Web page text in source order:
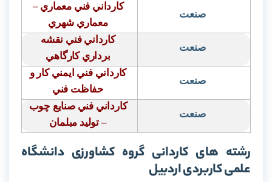
صنعت
كارداني فني معماري –
معماري شهري
صنعت
كارداني فني نقشه
برداري كارگاهي
صنعت
كارداني فني ايمني كار و
حفاظت فني
صنعت
كارداني فني صنايع چوب
– توليد مبلمان
رشته های کاردانی گروه کشاورزی دانشگاه
علمی کاربردی اردبیل